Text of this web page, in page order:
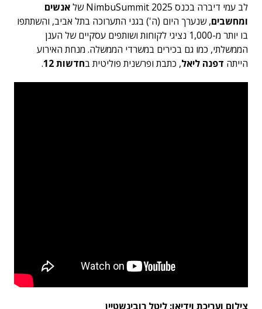
לב עמי דיברה בכנס NimbuSummit 2025 של
אנשים
ומחשבים, שנערך היום (ה') בגני התערוכה בתל אביב, והשתתפו
בו יותר מ-1,000 נציגי לקוחות ושותפים עסקיים של הענן
הממשלתי, כמו גם בכירים במשרדי הממשלה. מנחת האירוע
הייתה דפנה ליאל, כתבת ופרשנית פוליטית בחדשות 12 .
צילום ועריכת וידיאו: ליטל רובינשטיין